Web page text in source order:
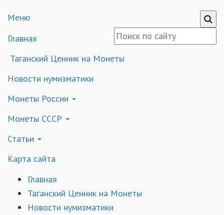
Меню
Главная
Таганский Ценник на Монеты
Новости нумизматики
Монеты России
Монеты СССР
Статьи
Карта сайта
Главная
Таганский Ценник на Монеты
Новости нумизматики